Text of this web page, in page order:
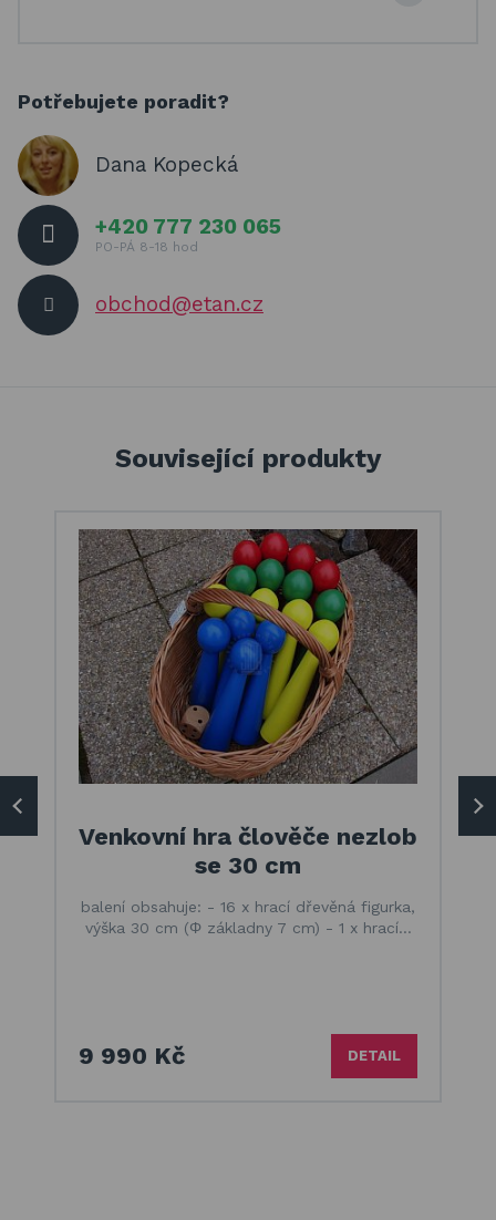
Potřebujete poradit?
Dana Kopecká
+420 777 230 065
PO-PÁ 8-18 hod
obchod@etan.cz
Související produkty
Venkovní hra člověče nezlob
se 30 cm
balení obsahuje: - 16 x hrací dřevěná figurka,
výška 30 cm (Φ základny 7 cm) - 1 x hrací…
9 990 Kč DETAIL